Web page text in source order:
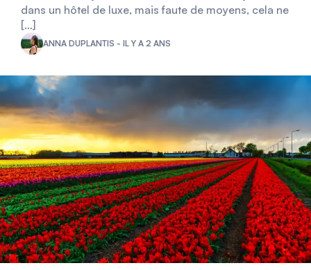
dans un hôtel de luxe, mais faute de moyens, cela ne
[…]
ANNA DUPLANTIS - IL Y A 2 ANS